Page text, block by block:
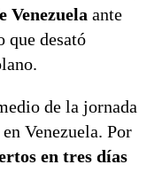
Venezuela ante
que desató
de la jornada
Venezuela. Por
en tres días